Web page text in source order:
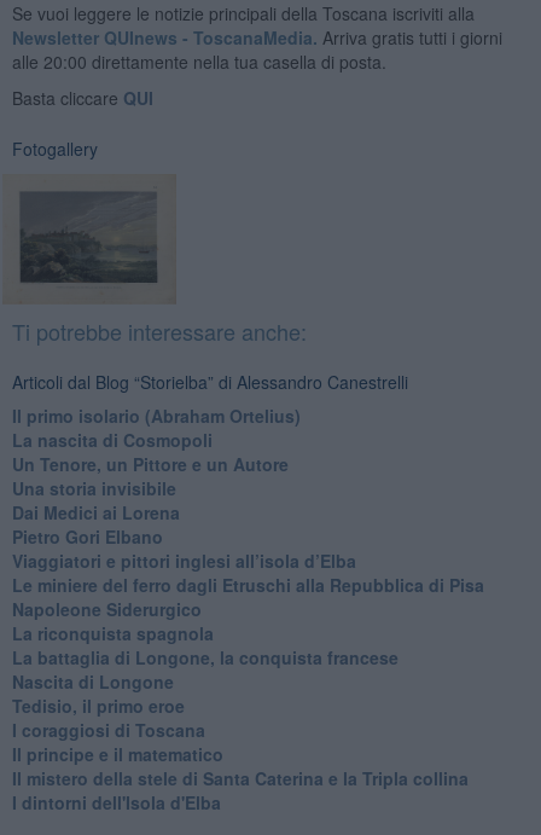
Se vuoi leggere le notizie principali della Toscana iscriviti alla
Newsletter QUInews - ToscanaMedia. Arriva gratis tutti i giorni
alle 20:00 direttamente nella tua casella di posta.
Basta cliccare QUI
Fotogallery
Ti potrebbe interessare anche:
Articoli dal Blog “Storielba” di Alessandro Canestrelli
Il primo isolario (Abraham Ortelius)
La nascita di Cosmopoli
​Un Tenore, un Pittore e un Autore
Una storia invisibile
Dai Medici ai Lorena
​Pietro Gori Elbano
​Viaggiatori e pittori inglesi all’isola d’Elba
Le miniere del ferro dagli Etruschi alla Repubblica di Pisa
​Napoleone Siderurgico
​La riconquista spagnola
​La battaglia di Longone, la conquista francese
Nascita di Longone
Tedisio, il primo eroe
I coraggiosi di Toscana
Il principe e il matematico
Il mistero della stele di Santa Caterina e la Tripla collina
I dintorni dell'Isola d'Elba